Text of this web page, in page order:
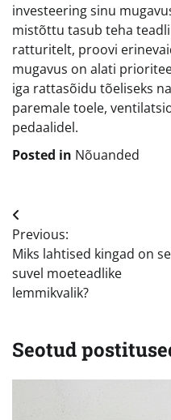
investeering sinu
mistõttu tasub teha
ratturitelt, proovi
mugavus on alati
iga rattasõidu tõeliseks
paremale toele,
pedaalidel.
Posted in Nõuanded
Navigeerimine
Previous:
Miks lahtised kingad on
suvel moeteadlike
lemmikvalik?
Seotud